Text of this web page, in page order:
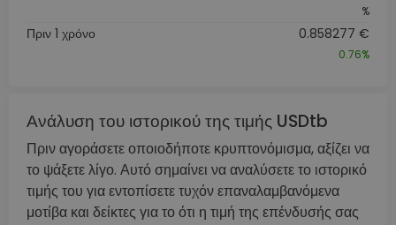
%
Πριν 1 χρόνο 0.858277 €
0.76%
Ανάλυση του ιστορικού της τιμής USDtb
Πριν αγοράσετε οποιοδήποτε κρυπτονόμισμα, αξίζει να
το ψάξετε λίγο. Αυτό σημαίνει να αναλύσετε το ιστορικό
τιμής του για εντοπίσετε τυχόν επαναλαμβανόμενα
μοτίβα και δείκτες για το ότι η τιμή της επένδυσής σας